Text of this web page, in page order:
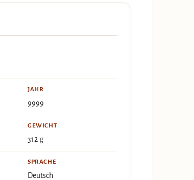
JAHR
9999
GEWICHT
312 g
SPRACHE
Deutsch